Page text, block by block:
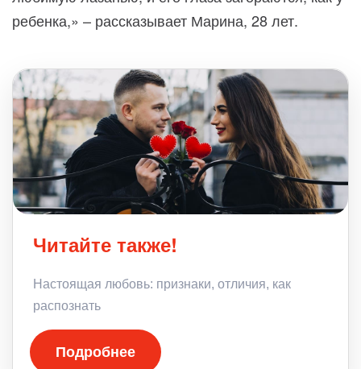
ребенка,» – рассказывает Марина, 28 лет.
Читайте также!
Настоящая любовь: признаки, отличия, как
распознать
Подробнее